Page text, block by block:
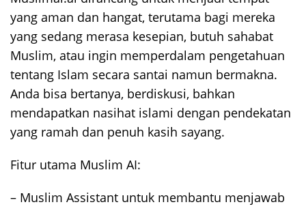
yang aman dan hangat, terutama bagi mereka
yang sedang merasa kesepian, butuh sahabat
Muslim, atau ingin memperdalam pengetahuan
tentang Islam secara santai namun bermakna.
Anda bisa bertanya, berdiskusi, bahkan
mendapatkan nasihat islami dengan pendekatan
yang ramah dan penuh kasih sayang.
Fitur utama Muslim AI:
– Muslim Assistant untuk membantu menjawab